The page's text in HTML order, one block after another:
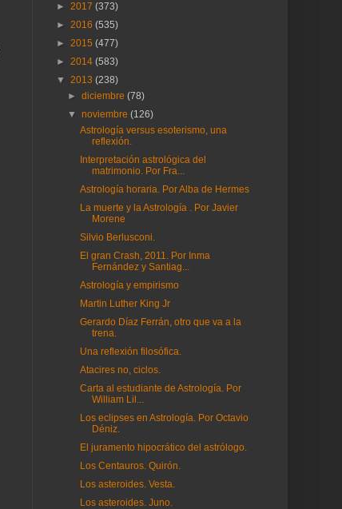
► 2017 (373)
► 2016 (535)
► 2015 (477)
► 2014 (583)
▼ 2013 (238)
►diciembre(78)
▼noviembre(126)
Astrología versus esoterismo, una
reflexión.
Interpretación astrológica del
matrimonio. Por Fra...
Astrología horaria. Por Alba de Hermes
La muerte y la Astrología . Por Javier
Morene
Silvio Berlusconi.
El gran Crash, 2011. Por Inma
Fernández y Santiag...
Astrología y empirismo
Martin Luther King Jr
Gerardo Díaz Ferrán, otro que va a la
trena.
Una reflexión filosófica.
Atacires no, ciclos.
Carta al estudiante de Astrología. Por
William Lil...
Los eclipses en Astrología. Por Octavio
Déniz.
El juramento hipocrático del astrólogo.
Los Centauros. Quirón.
Los asteroides. Vesta.
Los asteroides. Juno.